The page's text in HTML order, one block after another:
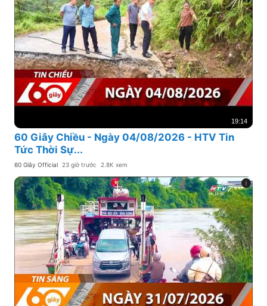
19:14
60 Giây Chiều - Ngày 04/08/2026 - HTV Tin
Tức Thời Sự...
60 Giây Official 23 giờ trước 2.8K xem